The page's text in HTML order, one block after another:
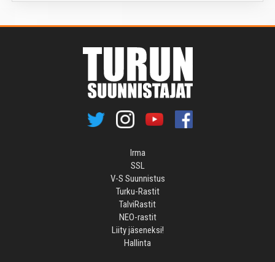
Irma
SSL
V-S Suunnistus
Turku-Rastit
TalviRastit
NEO-rastit
Liity jäseneksi!
Hallinta